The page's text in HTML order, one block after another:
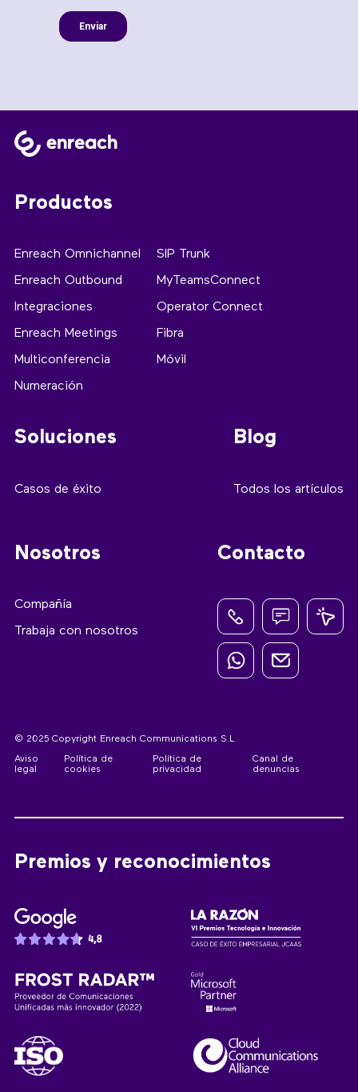
Productos
Enreach Omnichannel
Enreach Outbound
Integraciones
Enreach Meetings
Multiconferencia
Numeración
SIP Trunk
MyTeamsConnect
Operator Connect
Fibra
Móvil
Soluciones
Casos de éxito
Blog
Todos los artículos
Nosotros
Compañía
Trabaja con nosotros
Contacto
© 2025 Copyright Enreach Communications S.L
Aviso
legal
Política de
cookies
Política de
privacidad
Canal de
denuncias
Premios y reconocimientos